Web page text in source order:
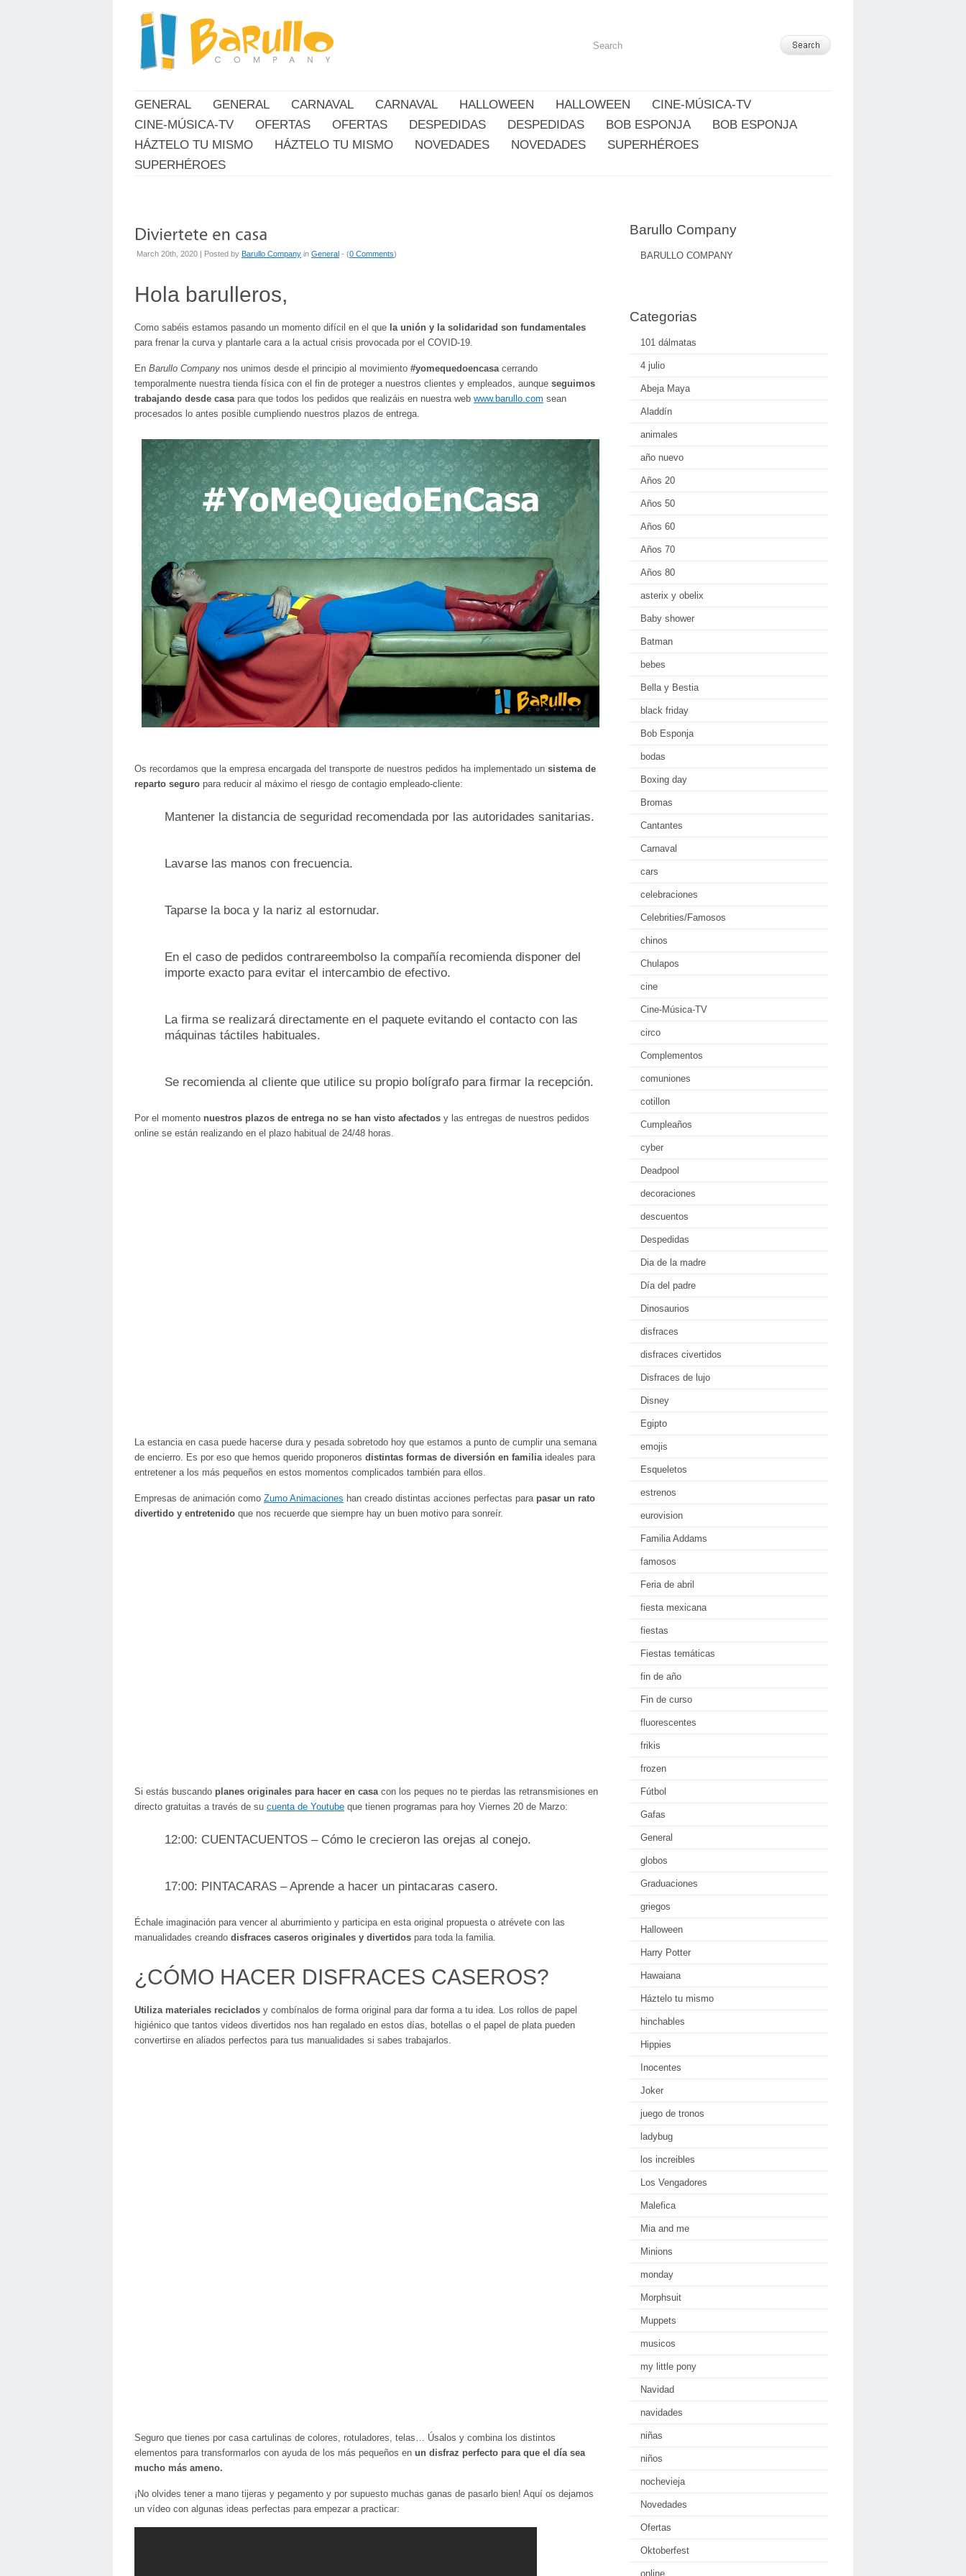
GENERAL GENERAL CARNAVAL CARNAVAL HALLOWEEN HALLOWEEN
CINE-MÚSICA-TV
CINE-MÚSICA-TV
OFERTAS OFERTAS DESPEDIDAS DESPEDIDAS BOB ESPONJA
BOB ESPONJA
HÁZTELO TU MISMO
HÁZTELO TU MISMO NOVEDADES NOVEDADES
SUPERHÉROES
SUPERHÉROES
March 20th, 2020 | Posted by Barullo Company in General - (0 Comments)
Hola barulleros,
Como sabéis estamos pasando un momento difícil en el que la unión y la solidaridad son fundamentales
para frenar la curva y plantarle cara a la actual crisis provocada por el COVID-19.
En Barullo Company nos unimos desde el principio al movimiento #yomequedoencasacerrando
temporalmente nuestra tienda física con el fin de proteger a nuestros clientes y empleados, aunque seguimos
trabajando desde casapara que todos los pedidos que realizáis en nuestra web www.barullo.com sean
procesados lo antes posible cumpliendo nuestros plazos de entrega.
Os recordamos que la empresa encargada del transporte de nuestros pedidos ha implementado un sistema de
reparto seguro para reducir al máximo el riesgo de contagio empleado-cliente:
Mantener la distancia de seguridad recomendada por las autoridades sanitarias.
Lavarse las manos con frecuencia.
Taparse la boca y la nariz al estornudar.
En el caso de pedidos contrareembolso la compañía recomienda disponer del
importe exacto para evitar el intercambio de efectivo.
La firma se realizará directamente en el paquete evitando el contacto con las
máquinas táctiles habituales.
Se recomienda al cliente que utilice su propio bolígrafo para firmar la recepción.
Por el momento nuestros plazos de entrega no se han visto afectados y las entregas de nuestros pedidos
online se están realizando en el plazo habitual de 24/48 horas.
La estancia en casa puede hacerse dura y pesada sobretodo hoy que estamos a punto de cumplir una semana
de encierro. Es por eso que hemos querido proponeros distintas formas de diversión en familia ideales para
entretener a los más pequeños en estos momentos complicados también para ellos.
Empresas de animación como Zumo Animaciones han creado distintas acciones perfectas para pasar un rato
divertido y entretenido que nos recuerde que siempre hay un buen motivo para sonreír.
Si estás buscando planes originales para hacer en casacon los peques no te pierdas las retransmisiones en
directo gratuitas a través de su cuenta de Youtube que tienen programas para hoy Viernes 20 de Marzo:
12:00: CUENTACUENTOS – Cómo le crecieron las orejas al conejo.
17:00: PINTACARAS – Aprende a hacer un pintacaras casero.
Échale imaginación para vencer al aburrimiento y participa en esta original propuesta o atrévete con las
manualidades creando disfraces caseros originales y divertidos para toda la familia.
¿CÓMO HACER DISFRACES CASEROS?
Utiliza materiales reciclados y combínalos de forma original para dar forma a tu idea. Los rollos de papel
higiénico que tantos videos divertidos nos han regalado en estos días, botellas o el papel de plata pueden
convertirse en aliados perfectos para tus manualidades si sabes trabajarlos.
Seguro que tienes por casa cartulinas de colores, rotuladores, telas… Úsalos y combina los distintos
elementos para transformarlos con ayuda de los más pequeños en un disfraz perfecto para que el día sea
mucho más ameno.
¡No olvides tener a mano tijeras y pegamento y por supuesto muchas ganas de pasarlo bien! Aquí os dejamos
un vídeo con algunas ideas perfectas para empezar a practicar:
Barullo Company
BARULLO COMPANY
Categorias
101 dálmatas
4 julio
Abeja Maya
Aladdín
animales
año nuevo
Años 20
Años 50
Años 60
Años 70
Años 80
asterix y obelix
Baby shower
Batman
bebes
Bella y Bestia
black friday
Bob Esponja
bodas
Boxing day
Bromas
Cantantes
Carnaval
cars
celebraciones
Celebrities/Famosos
chinos
Chulapos
cine
Cine-Música-TV
circo
Complementos
comuniones
cotillon
Cumpleaños
cyber
Deadpool
decoraciones
descuentos
Despedidas
Dia de la madre
Día del padre
Dinosaurios
disfraces
disfraces civertidos
Disfraces de lujo
Disney
Egipto
emojis
Esqueletos
estrenos
eurovision
Familia Addams
famosos
Feria de abril
fiesta mexicana
fiestas
Fiestas temáticas
fin de año
Fin de curso
fluorescentes
frikis
frozen
Fútbol
Gafas
General
globos
Graduaciones
griegos
Halloween
Harry Potter
Hawaiana
Háztelo tu mismo
hinchables
Hippies
Inocentes
Joker
juego de tronos
ladybug
los increibles
Los Vengadores
Malefica
Mia and me
Minions
monday
Morphsuit
Muppets
musicos
my little pony
Navidad
navidades
niñas
niños
nochevieja
Novedades
Ofertas
Oktoberfest
online